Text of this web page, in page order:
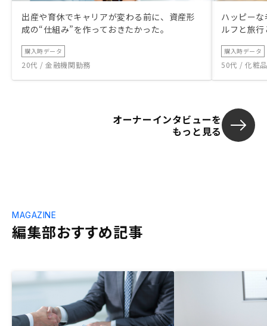
出産や育休でキャリアが変わる前に、資産形
成の“仕組み”を作っておきたかった。
購入時データ
20代 / 金融機関勤務
ハッピー
ルフと旅
購入時データ
50代 / 化粧
オーナーインタビューを
もっと見る
編集部おすすめ記事
MAGAZINE